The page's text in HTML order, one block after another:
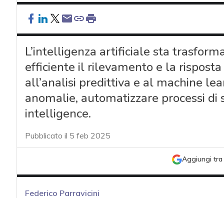
L’intelligenza artificiale sta
efficiente il rilevamento e la
all’analisi predittiva e al machine
anomalie, automatizzare processi
intelligence.
Pubblicato il 5 feb 2025
Aggiungi tra
Federico Parravicini